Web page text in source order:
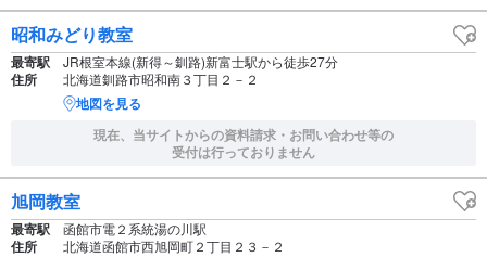
昭和みどり教室
最寄駅 JR根室本線(新得～釧路)新富士駅から徒歩27分
住所 北海道釧路市昭和南３丁目２－２
地図を見る
現在、当サイトからの資料請求・お問い合わせ等の
受付は行っておりません
旭岡教室
最寄駅 函館市電２系統湯の川駅
住所 北海道函館市西旭岡町２丁目２３－２